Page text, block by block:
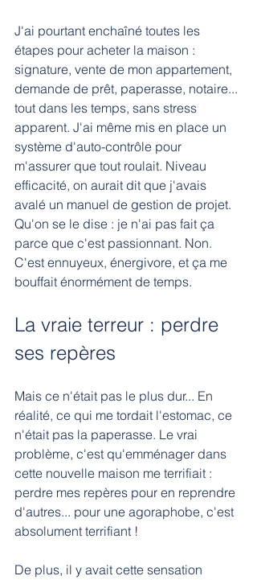
J'ai pourtant enchaîné toutes les
étapes pour acheter la maison :
signature, vente de mon appartement,
demande de prêt, paperasse, notaire...
tout dans les temps, sans stress
apparent. J'ai même mis en place un
système d'auto-contrôle pour
m'assurer que tout roulait. Niveau
efficacité, on aurait dit que j'avais
avalé un manuel de gestion de projet.
Qu'on se le dise : je n'ai pas fait ça
parce que c'est passionnant. Non.
C'est ennuyeux, énergivore, et ça me
bouffait énormément de temps.
La vraie terreur : perdre
ses repères
Mais ce n'était pas le plus dur... En
réalité, ce qui me tordait l'estomac, ce
n'était pas la paperasse. Le vrai
problème, c'est qu'emménager dans
cette nouvelle maison me terrifiait :
perdre mes repères pour en reprendre
d'autres... pour une agoraphobe, c'est
absolument terrifiant !
De plus, il y avait cette sensation